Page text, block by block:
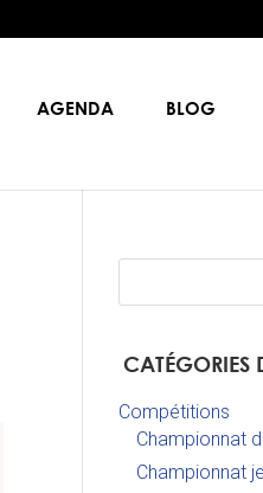
AGENDA BLOG
CATÉGORIES
Compétitions
Championnat
Championnat